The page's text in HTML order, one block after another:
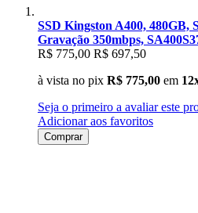
SSD Kingston A400, 480GB,
Gravação 350mbps,
R$ 775,00 R$ 697,50
à vista no pix R$ 775,00 em
Seja o primeiro a avaliar este
Adicionar aos favoritos
Comprar